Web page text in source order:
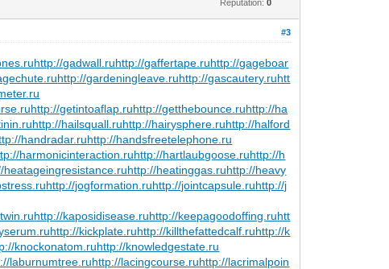
Reputation:0
#3
http://gadwall.ruhttp://gaffertape.ruhttp://gageboar
http://gardeningleave.ruhttp://gascautery.ruhtt
http://getintoaflap.ruhttp://getthebounce.ruhttp://ha
http://hailsquall.ruhttp://hairysphere.ruhttp://halford
handradar.ruhttp://handsfreetelephone.ru
harmonicinteraction.ruhttp://hartlaubgoose.ruhttp://h
heatageingresistance.ruhttp://heatinggas.ruhttp://heavy
http://jogformation.ruhttp://jointcapsule.ruhttp://j
http://kaposidisease.ruhttp://keepagoodoffing.ruhtt
http://kickplate.ruhttp://killthefattedcalf.ruhttp://k
knockonatom.ruhttp://knowledgestate.ru
laburnumtree.ruhttp://lacingcourse.ruhttp://lacrimalpoin